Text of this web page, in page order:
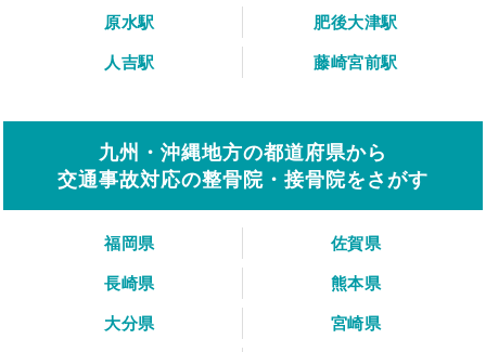
原水駅
肥後大津駅
人吉駅
藤崎宮前駅
九州・沖縄地方の都道府県から
交通事故対応の整骨院・接骨院をさがす
福岡県
佐賀県
長崎県
熊本県
大分県
宮崎県